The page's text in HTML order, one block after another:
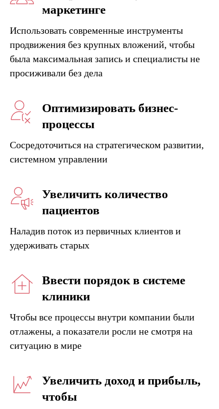
маркетинге
Использовать современные инструменты
продвижения без крупных вложений, чтобы
была максимальная запись и специалисты не
просиживали без дела
Оптимизировать бизнес-
процессы
Сосредоточиться на стратегическом развитии,
системном управлении
Увеличить количество
пациентов
Наладив поток из первичных клиентов и
удерживать старых
Ввести порядок в системе
клиники
Чтобы все процессы внутри компании были
отлажены, а показатели росли не смотря на
ситуацию в мире
Увеличить доход и прибыль,
чтобы